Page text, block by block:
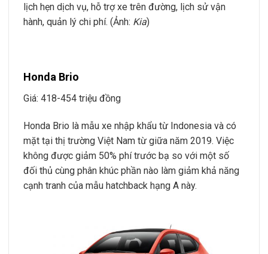
lịch hẹn dịch vụ, hỗ trợ xe trên đường, lịch sử vận
hành, quản lý chi phí. (Ảnh: Kia)
Honda Brio
Giá: 418-454 triệu đồng
Honda Brio là mẫu xe nhập khẩu từ Indonesia và có
mặt tại thị trường Việt Nam từ giữa năm 2019. Việc
không được giảm 50% phí trước bạ so với một số
đối thủ cùng phân khúc phần nào làm giảm khả năng
cạnh tranh của mẫu hatchback hạng A này.